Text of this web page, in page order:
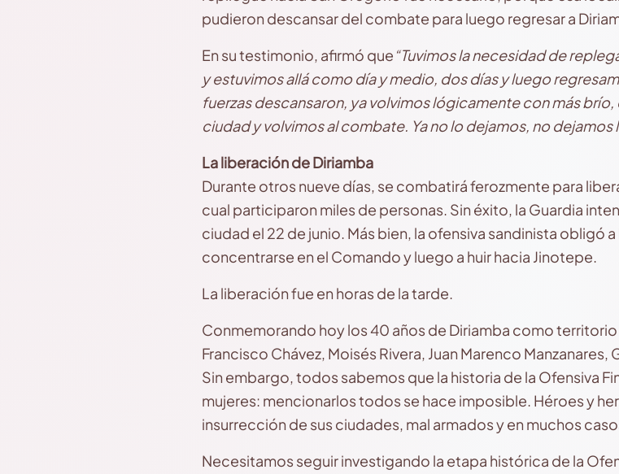
pudieron descansar del combate para luego regresar a
En su testimonio, afirmó que “Tuvimos la necesidad de
y estuvimos allá como día y medio, dos días y luego
fuerzas descansaron, ya volvimos lógicamente con más
ciudad y volvimos al combate. Ya no lo dejamos, no dejamos
La liberación de Diriamba
Durante otros nueve días, se combatirá ferozmente para
cual participaron miles de personas. Sin éxito, la Guardia
ciudad el 22 de junio. Más bien, la ofensiva sandinista obligó
concentrarse en el Comando y luego a huir hacia Jinotepe.
La liberación fue en horas de la tarde.
Conmemorando hoy los 40 años de Diriamba como
Francisco Chávez, Moisés Rivera, Juan Marenco Manzanares,
Sin embargo, todos sabemos que la historia de la Ofensiva
mujeres: mencionarlos todos se hace imposible. Héroes y
insurrección de sus ciudades, mal armados y en muchos
Necesitamos seguir investigando la etapa histórica de la